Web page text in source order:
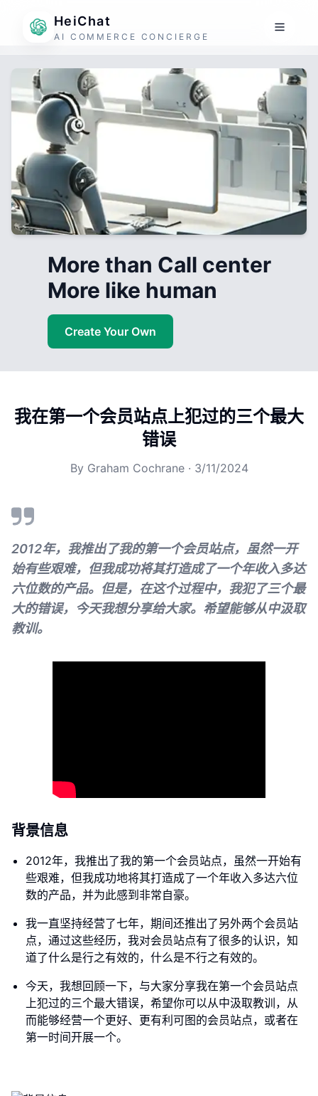
HeiChat
AI COMMERCE CONCIERGE
More than Call center
More like human
Create Your Own
我在第一个会员站点上犯过的三个最大
错误
By Graham Cochrane· 3/11/2024
2012年，我推出了我的第一个会员站点，虽然一开
始有些艰难，但我成功将其打造成了一个年收入多达
六位数的产品。但是，在这个过程中，我犯了三个最
大的错误，今天我想分享给大家。希望能够从中汲取
教训。
背景信息
2012年，我推出了我的第一个会员站点，虽然一开始有
些艰难，但我成功地将其打造成了一个年收入多达六位
数的产品，并为此感到非常自豪。
我一直坚持经营了七年，期间还推出了另外两个会员站
点，通过这些经历，我对会员站点有了很多的认识，知
道了什么是行之有效的，什么是不行之有效的。
今天，我想回顾一下，与大家分享我在第一个会员站点
上犯过的三个最大错误，希望你可以从中汲取教训，从
而能够经营一个更好、更有利可图的会员站点，或者在
第一时间开展一个。